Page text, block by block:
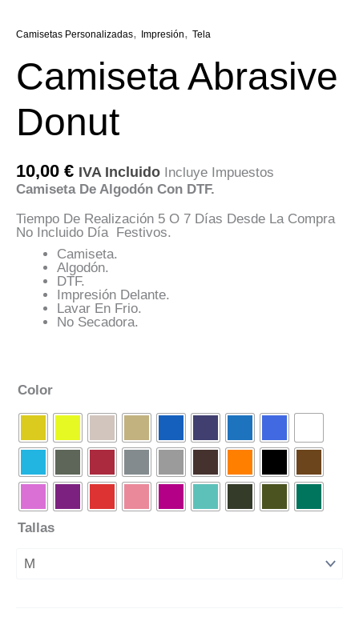
Camisetas Personalizadas, Impresión, Tela
Camiseta Abrasive
Donut
10,00 € IVA Incluido Incluye Impuestos
Camiseta De Algodón Con DTF.
Tiempo De Realización 5 O 7 Días Desde La Compra
No Incluido Día Festivos.
Camiseta.
Algodón.
DTF.
Impresión Delante.
Lavar En Frio.
No Secadora.
Color
Tallas